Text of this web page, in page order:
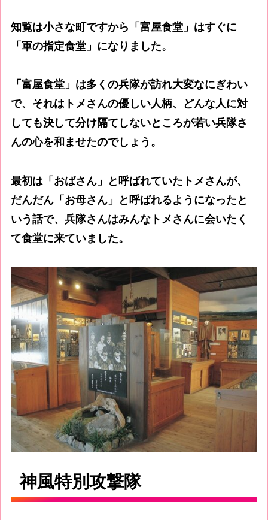
知覧は小さな町ですから「富屋食堂」はすぐに
「軍の指定食堂」になりました。
「富屋食堂」は多くの兵隊が訪れ大変なにぎわい
で、それはトメさんの優しい人柄、どんな人に対
しても決して分け隔てしないところが若い兵隊さ
んの心を和ませたのでしょう。
最初は「おばさん」と呼ばれていたトメさんが、
だんだん「お母さん」と呼ばれるようになったと
いう話で、兵隊さんはみんなトメさんに会いたく
て食堂に来ていました。
神風特別攻撃隊